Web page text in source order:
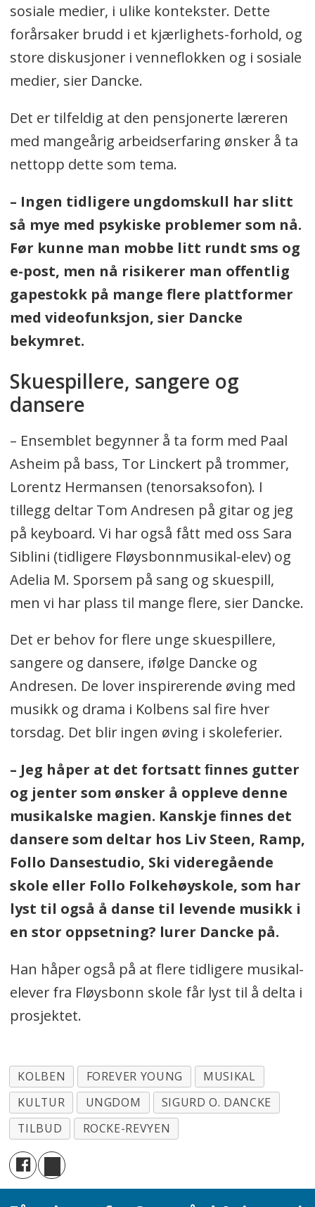
sosiale medier, i ulike kontekster. Dette
forårsaker brudd i et kjærlighets-forhold, og
store diskusjoner i venneflokken og i sosiale
medier, sier Dancke.
Det er tilfeldig at den pensjonerte læreren
med mangeårig arbeidserfaring ønsker å ta
nettopp dette som tema.
– Ingen tidligere ungdomskull har slitt
så mye med psykiske problemer som nå.
Før kunne man mobbe litt rundt sms og
e-post, men nå risikerer man offentlig
gapestokk på mange flere plattformer
med videofunksjon, sier Dancke
bekymret.
Skuespillere, sangere og
dansere
– Ensemblet begynner å ta form med Paal
Asheim på bass, Tor Linckert på trommer,
Lorentz Hermansen (tenorsaksofon). I
tillegg deltar Tom Andresen på gitar og jeg
på keyboard. Vi har også fått med oss Sara
Siblini (tidligere Fløysbonnmusikal-elev) og
Adelia M. Sporsem på sang og skuespill,
men vi har plass til mange flere, sier Dancke.
Det er behov for flere unge skuespillere,
sangere og dansere, ifølge Dancke og
Andresen. De lover inspirerende øving med
musikk og drama i Kolbens sal fire hver
torsdag. Det blir ingen øving i skoleferier.
– Jeg håper at det fortsatt ﬁnnes gutter
og jenter som ønsker å oppleve denne
musikalske magien. Kanskje ﬁnnes det
dansere som deltar hos Liv Steen, Ramp,
Follo Dansestudio, Ski videregående
skole eller Follo Folkehøyskole, som har
lyst til også å danse til levende musikk i
en stor oppsetning? lurer Dancke på.
Han håper også på at flere tidligere musikal-
elever fra Fløysbonn skole får lyst til å delta i
prosjektet.
KOLBEN FOREVER YOUNG
MUSIKAL
KULTUR
UNGDOM
SIGURD O. DANCKE
TILBUD
ROCKE-REVYEN